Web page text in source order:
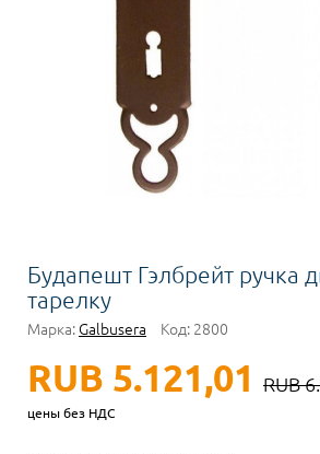
Будапешт Гэлбрейт ручка
тарелку
Марка: Galbusera Код: 2800
RUB 5.121,01 RUB
цены без НДС